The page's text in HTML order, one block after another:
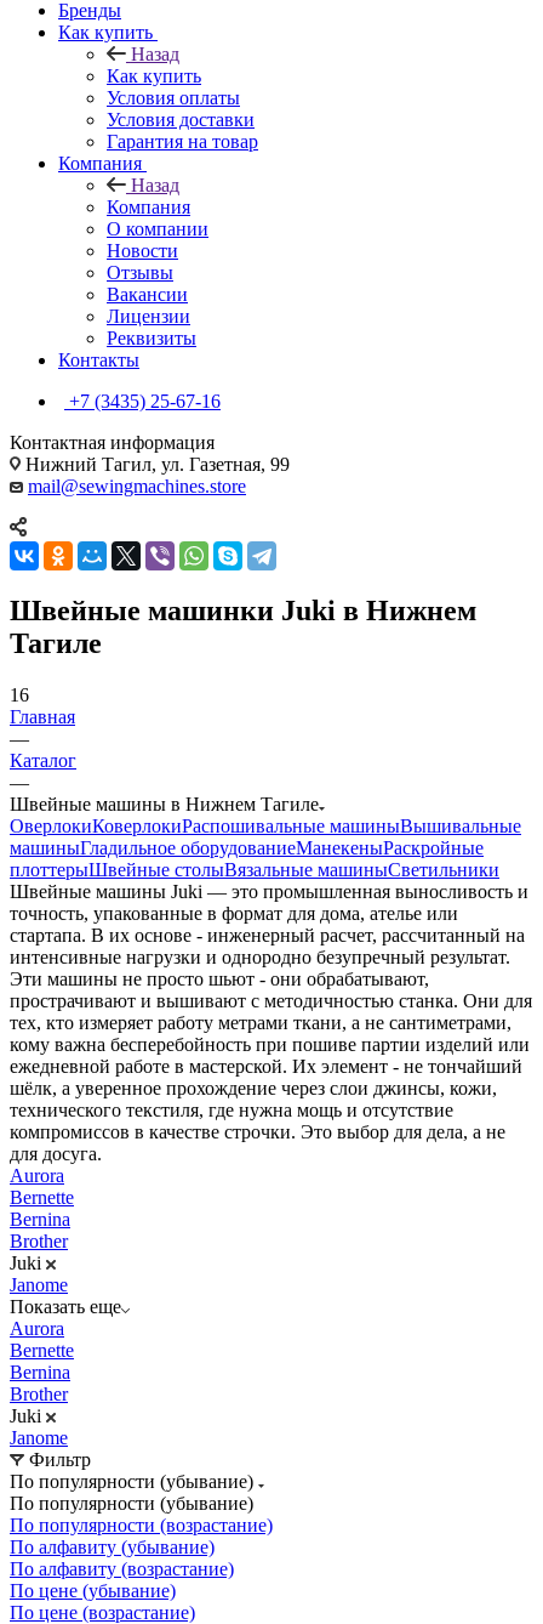
Бренды
Как купить
Назад
Как купить
Условия оплаты
Условия доставки
Гарантия на товар
Компания
Назад
Компания
О компании
Новости
Отзывы
Вакансии
Лицензии
Реквизиты
Контакты
+7 (3435) 25-67-16
Контактная информация
Нижний Тагил, ул. Газетная, 99
mail@sewingmachines.store
Швейные машинки Juki в Нижнем
Тагиле
16
Главная
—
Каталог
—
Швейные машины в Нижнем Тагиле
ОверлокиКоверлокиРаспошивальные машиныВышивальные
машиныГладильное оборудованиеМанекеныРаскройные
плоттерыШвейные столыВязальные машиныСветильники
Швейные машины Juki — это промышленная выносливость и
точность, упакованные в формат для дома, ателье или
стартапа. В их основе - инженерный расчет, рассчитанный на
интенсивные нагрузки и однородно безупречный результат.
Эти машины не просто шьют - они обрабатывают,
прострачивают и вышивают с методичностью станка. Они для
тех, кто измеряет работу метрами ткани, а не сантиметрами,
кому важна бесперебойность при пошиве партии изделий или
ежедневной работе в мастерской. Их элемент - не тончайший
шёлк, а уверенное прохождение через слои джинсы, кожи,
технического текстиля, где нужна мощь и отсутствие
компромиссов в качестве строчки. Это выбор для дела, а не
для досуга.
Aurora
Bernette
Bernina
Brother
Juki
Janome
Показать еще
Aurora
Bernette
Bernina
Brother
Juki
Janome
Фильтр
По популярности (убывание)
По популярности (убывание)
По популярности (возрастание)
По алфавиту (убывание)
По алфавиту (возрастание)
По цене (убывание)
По цене (возрастание)